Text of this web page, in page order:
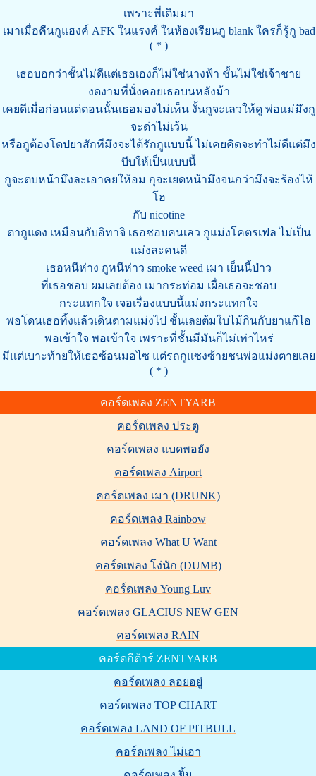
เพราะพี่เติมมา
เมาเมื่อคืนกูแฮงค์ AFK ในแรงค์ ในห้องเรียนกู blank ใครก็รู้กู bad
( * )
เธอบอกว่าชั้นไม่ดีแต่เธอเองก็ไม่ใช่นางฟ้า ชั้นไม่ใช่เจ้าชาย
งดงามที่นั่งคอยเธอบนหลังม้า
เคยดีเมื่อก่อนแต่ตอนนั้นเธอมองไม่เห็น งั้นกูจะเลวให้ดู พ่อแม่มึงกู
จะด่าไม่เว้น
หรือกูต้องโดปยาสักทีมึงจะได้รักกูแบบนี้ ไม่เคยคิดจะทำไม่ดีแต่มึง
บีบให้เป็นแบบนี้
กูจะตบหน้ามึงละเอาคยให้อม กุจะเยดหน้ามึงจนกว่ามึงจะร้องไห้
โฮ
กับ nicotine
ตากูแดง เหมือนกับอิทาจิ เธอชอบคนเลว กูแม่งโคตรเฟล ไม่เป็น
แม่งละคนดี
เธอหนีห่าง กูหนีห่าว smoke weed เมา เย็นนี้ป่าว
ที่เธอชอบ ผมเลยต้อง เมากระท่อม เผื่อเธอจะชอบ
กระแทกใจ เจอเรื่องแบบนี้แม่งกระแทกใจ
พอโดนเธอทิ้งแล้วเดินตามแม่งไป ชั้นเลยต้มใบไม้กินกับยาแก้ไอ
พอเข้าใจ พอเข้าใจ เพราะที่ชั้นมีมันก็ไม่เท่าไหร่
มีแต่เบาะท้ายให้เธอซ้อนมอไซ แต่รถกูแซงซ้ายชนพ่อแม่งตายเลย
( * )
คอร์ดเพลง ZENTYARB
คอร์ดเพลง ประตู
คอร์ดเพลง แบดพอยัง
คอร์ดเพลง Airport
คอร์ดเพลง เมา (DRUNK)
คอร์ดเพลง Rainbow
คอร์ดเพลง What U Want
คอร์ดเพลง โง่นัก (DUMB)
คอร์ดเพลง Young Luv
คอร์ดเพลง GLACIUS NEW GEN
คอร์ดเพลง RAIN
คอร์ดกีต้าร์ ZENTYARB
คอร์ดเพลง ลอยอยู่
คอร์ดเพลง TOP CHART
คอร์ดเพลง LAND OF PITBULL
คอร์ดเพลง ไม่เอา